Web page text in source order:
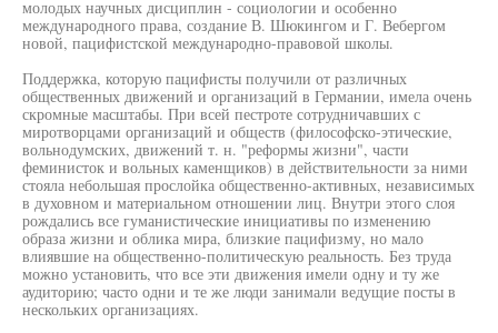
молодых научных дисциплин - социологии и особенно
международного права, создание В. Шюкингом и Г. Вебергом
новой, пацифистской международно-правовой школы.
Поддержка, которую пацифисты получили от различных
общественных движений и организаций в Германии, имела очень
скромные масштабы. При всей пестроте сотрудничавших с
миротворцами организаций и обществ (философско-этические,
вольнодумских, движений т. н. "реформы жизни", части
феминисток и вольных каменщиков) в действительности за ними
стояла небольшая прослойка общественно-активных, независимых
в духовном и материальном отношении лиц. Внутри этого слоя
рождались все гуманистические инициативы по изменению
образа жизни и облика мира, близкие пацифизму, но мало
влиявшие на общественно-политическую реальность. Без труда
можно установить, что все эти движения имели одну и ту же
аудиторию; часто одни и те же люди занимали ведущие посты в
нескольких организациях.